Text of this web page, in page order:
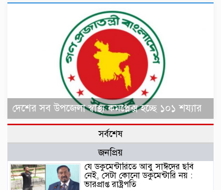
দেশের সব উপজেলা স্বাস্থ্য কমপ্লেক্স হচ্ছে ১০১ শয্যার
সর্বশেষ
জনপ্রিয়
যে ডকুমেন্টারিতে আবু সাঈদের ছবি
নেই, সেটা কোনো ডকুমেন্টারি নয় :
ভারপ্রাপ্ত রাষ্ট্রপতি